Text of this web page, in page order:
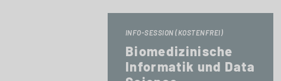
INFO-SESSION (KOSTENFREI)
Biomedizinische
Informatik und Data